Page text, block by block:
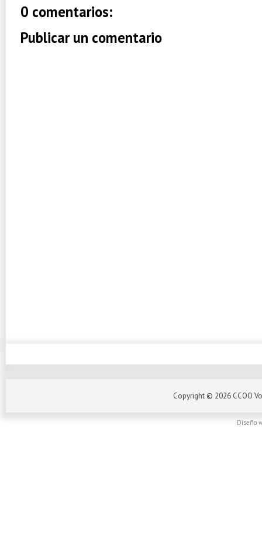
0 comentarios:
Publicar un comentario
Copyright © 2026 CCOO
Diseño